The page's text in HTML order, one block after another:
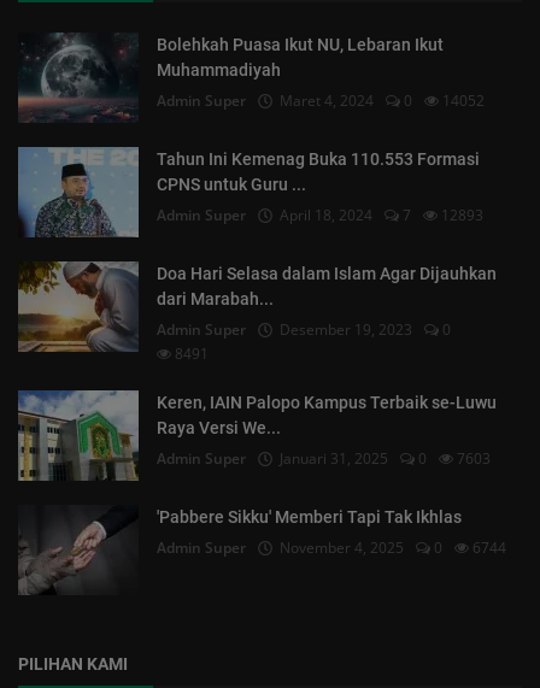
Bolehkah Puasa Ikut NU, Lebaran Ikut
Muhammadiyah
Admin Super Maret 4, 2024 0 14052
Tahun Ini Kemenag Buka 110.553 Formasi
CPNS untuk Guru ...
Admin Super April 18, 2024 7 12893
Doa Hari Selasa dalam Islam Agar Dijauhkan
dari Marabah...
Admin Super Desember 19, 2023
0
8491
Keren, IAIN Palopo Kampus Terbaik se-Luwu
Raya Versi We...
Admin Super Januari 31, 2025 0 7603
'Pabbere Sikku' Memberi Tapi Tak Ikhlas
Admin Super November 4, 2025 0 6744
PILIHAN KAMI